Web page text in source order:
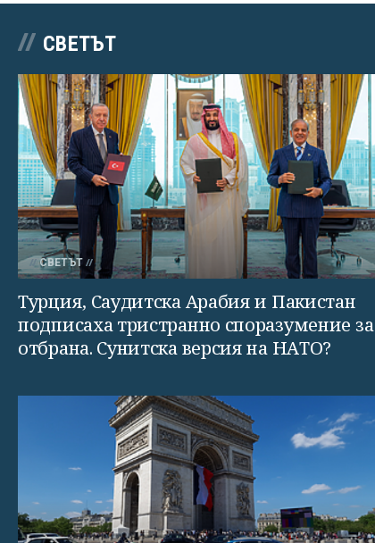
СВЕТЪТ
СВЕТЪТ
Турция, Саудитска Арабия и Пакистан
подписаха тристранно споразумение за
отбрана. Сунитска версия на НАТО?